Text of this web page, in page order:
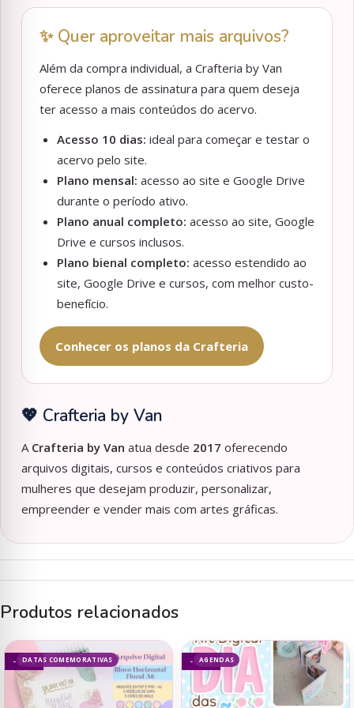
✨ Quer aproveitar mais arquivos?
Além da compra individual, a Crafteria by Van
oferece planos de assinatura para quem deseja
ter acesso a mais conteúdos do acervo.
Acesso 10 dias: ideal para começar e testar o
acervo pelo site.
Plano mensal: acesso ao site e Google Drive
durante o período ativo.
Plano anual completo: acesso ao site, Google
Drive e cursos inclusos.
Plano bienal completo: acesso estendido ao
site, Google Drive e cursos, com melhor custo-
benefício.
Conhecer os planos da Crafteria
💖 Crafteria by Van
A Crafteria by Van atua desde 2017 oferecendo
arquivos digitais, cursos e conteúdos criativos para
mulheres que desejam produzir, personalizar,
empreender e vender mais com artes gráficas.
Produtos relacionados
DATAS COMEMORATIVAS
- 87% AGENDAS
- 73%